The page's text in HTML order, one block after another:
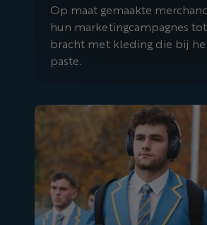
Op maat gemaakte
hun marketingcampagnes
bracht met kleding die bij
paste.
UCLA